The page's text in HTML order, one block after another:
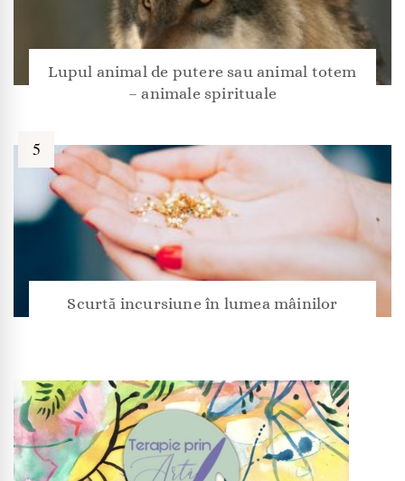
Lupul animal de putere sau animal totem
– animale spirituale
Scurtă incursiune în lumea mâinilor